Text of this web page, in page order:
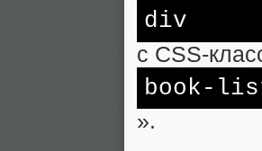
div
с CSS-
book-
».